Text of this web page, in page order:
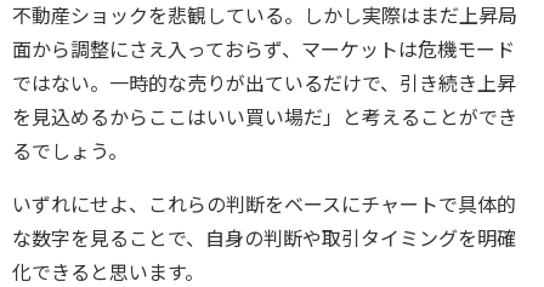
不動産ショックを悲観している。しかし実際はまだ上昇局
面から調整にさえ入っておらず、マーケットは危機モード
ではない。一時的な売りが出ているだけで、引き続き上昇
を見込めるからここはいい買い場だ」と考えることができ
るでしょう。
いずれにせよ、これらの判断をベースにチャートで具体的
な数字を見ることで、自身の判断や取引タイミングを明確
化できると思います。